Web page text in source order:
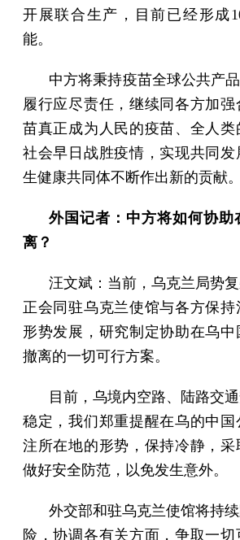
开展联合生产，目前已经形成
能。
中方将秉持疫苗全球公共产品
履行应尽责任，继续同各方加
苗真正成为人民的疫苗、全人
社会早日战胜疫情，实现共同发
生健康共同体不断作出新的贡献。
外国记者：中方将如何协助
离？
汪文斌：当前，乌克兰局势
正会同驻乌克兰使馆与各方保
形势发展，研究制定协助在乌
撤离的一切可行方案。
目前，乌境内空路、陆路交
稳定，我们郑重提醒在乌的中国
注所在地的形势，保持冷静，
做好安全防范，以免发生意外。
外交部和驻乌克兰使馆将持
险，协调各有关方面，争取一